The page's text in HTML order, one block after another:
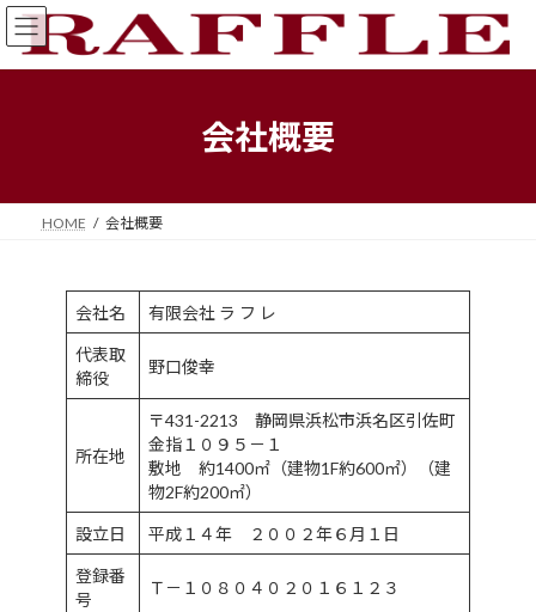
コ
ン
ッ
ナ
ビ
移
会社概要
HOME 会社概要
会社名 有限会社 ラ フ レ
代表取
締役
野口俊幸
所在地
〒431-2213 静岡県浜松市浜名区引佐町
金指１０９５－１
敷地 約1400㎡（建物1F約600㎡）（建
物2F約200㎡）
設立日 平成１４年 ２００２年６月１日
登録番
号
Ｔ－１０８０４０２０１６１２３